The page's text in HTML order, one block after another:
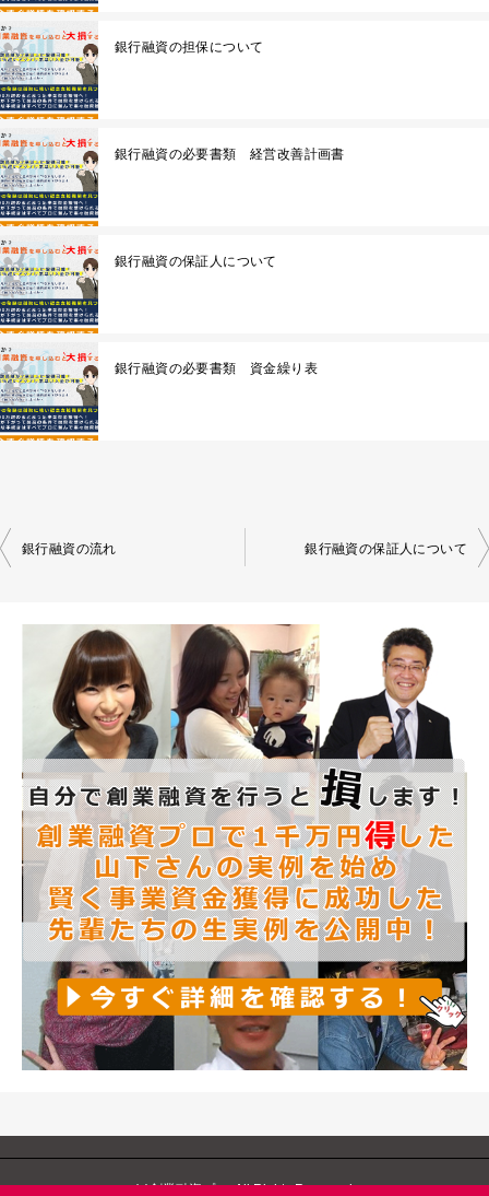
銀行融資の担保について
銀行融資の必要書類 経営改善計画書
銀行融資の保証人について
銀行融資の必要書類 資金繰り表
銀行融資の流れ 銀行融資の保証人について
(c)創業融資プロ. All Rights Reserved.